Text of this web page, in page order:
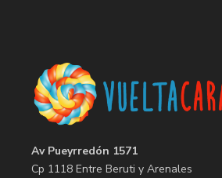
Av Pueyrredón 1571
Cp 1118 Entre Beruti y Arenales